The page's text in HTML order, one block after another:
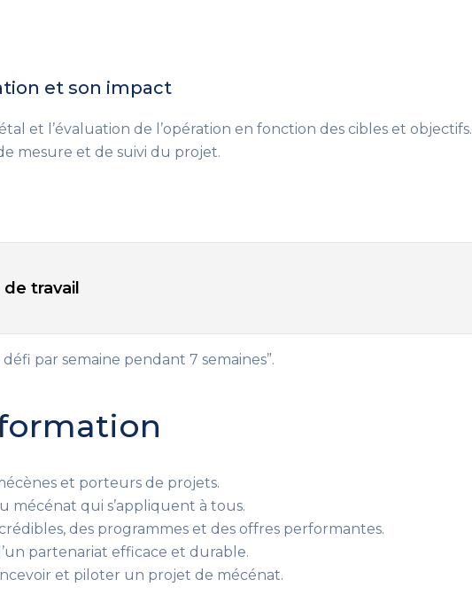
et son impact
et l’évaluation de l’opération en fonction des cibles et objectifs.
mesure et de suivi du projet.
travail
défi par semaine pendant 7 semaines”.
et porteurs de projets.
mécénat qui s’appliquent à tous.
crédibles, des programmes et des offres performantes.
partenariat efficace et durable.
et piloter un projet de mécénat.